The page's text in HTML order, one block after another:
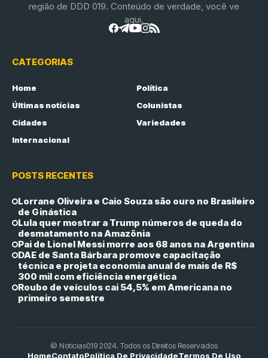
região de DDD 019. Conteúdo de verdade, você ve
aqui.
CATEGORIAS
Home
Política
Últimas notícias
Colunistas
Cidades
Variedades
Internacional
POSTS RECENTES
Lorrane Oliveira e Caio Souza são ouro no Brasileiro
de Ginástica
Lula quer mostrar a Trump números de queda do
desmatamento na Amazônia
Pai de Lionel Messi morre aos 68 anos na Argentina
DAE de Santa Bárbara promove capacitação
técnica e projeta economia anual de mais de R$
300 mil com eficiência energética
Roubo de veículos cai 54,5% em Americana no
primeiro semestre
© Noticias019 2024. Todos os Direitos Reservados
HomeContatoPolítica De PrivacidadeTermos De Uso